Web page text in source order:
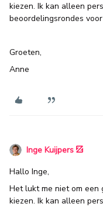
kiezen. Ik kan alleen
beoordelingsrondes
Groeten,
Anne
Inge Kuijpers
Hallo Inge,
Het lukt me niet om een
kiezen. Ik kan alleen